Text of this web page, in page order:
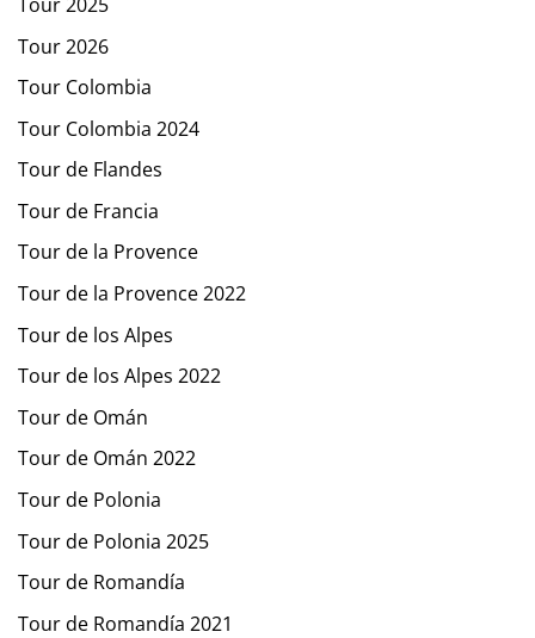
Tour 2026
Tour Colombia
Tour Colombia 2024
Tour de Flandes
Tour de Francia
Tour de la Provence
Tour de la Provence 2022
Tour de los Alpes
Tour de los Alpes 2022
Tour de Omán
Tour de Omán 2022
Tour de Polonia
Tour de Polonia 2025
Tour de Romandía
Tour de Romandía 2021